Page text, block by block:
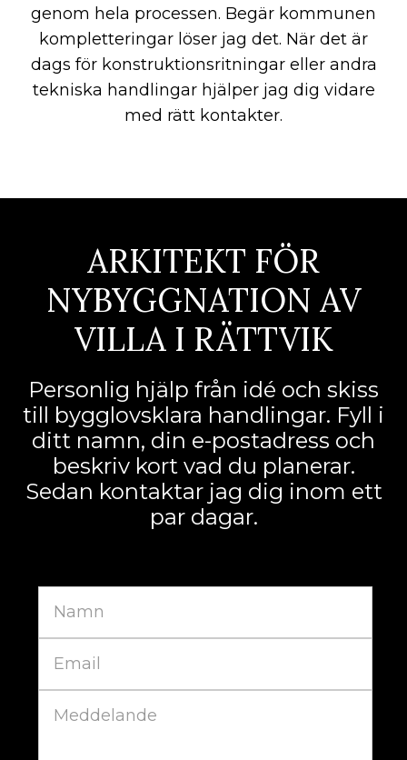
genom hela processen. Begär kommunen
kompletteringar löser jag det. När det är
dags för konstruktionsritningar eller andra
tekniska handlingar hjälper jag dig vidare
med rätt kontakter.
ARKITEKT FÖR
NYBYGGNATION AV
VILLA I RÄTTVIK
Personlig hjälp från idé och skiss
till bygglovsklara handlingar. Fyll i
ditt namn, din e-postadress och
beskriv kort vad du planerar.
Sedan kontaktar jag dig inom ett
par dagar.